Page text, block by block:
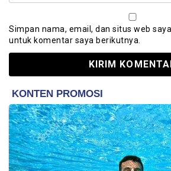
Simpan nama, email, dan situs web
untuk komentar saya berikutnya.